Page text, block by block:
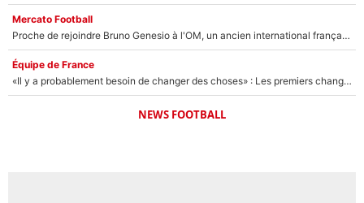
Mercato Football
Proche de rejoindre Bruno Genesio à l'OM, un ancien international français va finalement débarquer... sur RMC !
Équipe de France
«Il y a probablement besoin de changer des choses» : Les premiers changements de Zinedine Zidane en équipe de France sont révélés ?
NEWS FOOTBALL